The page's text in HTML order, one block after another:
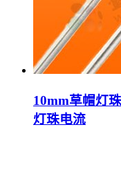
10mm草帽灯
灯珠电流